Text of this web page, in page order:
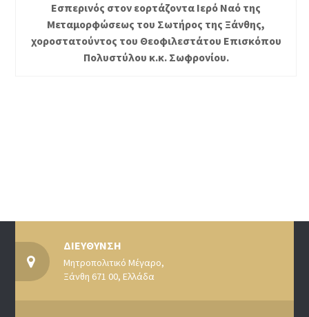
Εσπερινός στον εορτάζοντα Ιερό Ναό της
Μεταμορφώσεως του Σωτήρος της Ξάνθης,
χοροστατούντος του Θεοφιλεστάτου Επισκόπου
Πολυστύλου κ.κ. Σωφρονίου.
ΔΙΕΥΘΥΝΣΗ
Μητροπολιτικό Μέγαρο,
Ξάνθη 671 00, Ελλάδα